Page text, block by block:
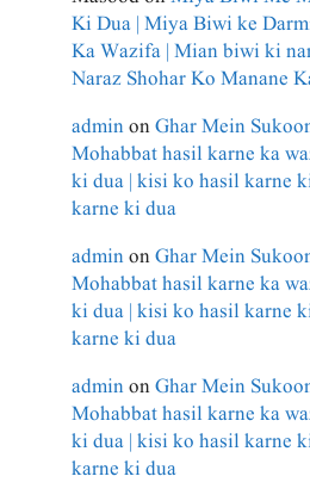
Ki Dua | Miya Biwi ke
Ka Wazifa | Mian biwi ki
Naraz Shohar Ko Manane
adminonGhar Mein
Mohabbat hasil karne ka
ki dua | kisi ko hasil karne
karne ki dua
adminonGhar Mein
Mohabbat hasil karne ka
ki dua | kisi ko hasil karne
karne ki dua
adminonGhar Mein
Mohabbat hasil karne ka
ki dua | kisi ko hasil karne
karne ki dua